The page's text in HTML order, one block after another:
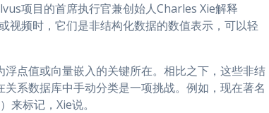
项目的首席执行官兼创始人Charles Xie解释
视频时，它们是非结构化数据的数值表示，可以轻
点值或向量嵌入的关键所在。相比之下，这些非结
系数据库中手动分类是一项挑战。例如，现在著名
标记，Xie说。